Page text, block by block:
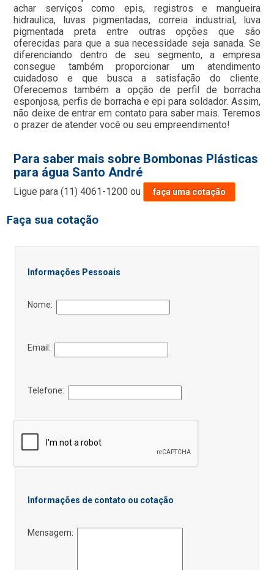
achar serviços como epis, registros e mangueira
hidraulica, luvas pigmentadas, correia industrial, luva
pigmentada preta entre outras opções que são
oferecidas para que a sua necessidade seja sanada. Se
diferenciando dentro de seu segmento, a empresa
consegue também proporcionar um atendimento
cuidadoso e que busca a satisfação do cliente.
Oferecemos também a opção de perfil de borracha
esponjosa, perfis de borracha e epi para soldador. Assim,
não deixe de entrar em contato para saber mais. Teremos
o prazer de atender você ou seu empreendimento!
Para saber mais sobre Bombonas Plásticas
para água Santo André
Ligue para(11) 4061-1200 ou faça uma cotação
Faça sua cotação
Informações Pessoais
Nome:
Email:
Telefone:
Informações de contato ou cotação
Mensagem: